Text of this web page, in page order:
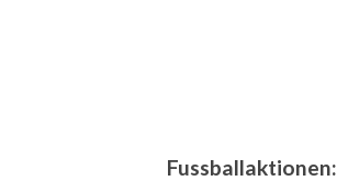
Fussballaktionen: